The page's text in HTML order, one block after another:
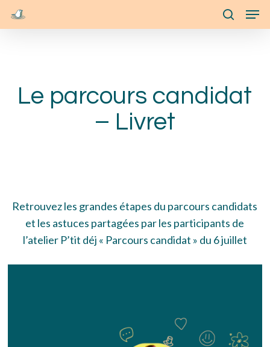
Skip
search
Le parcours candidat
– Livret
Retrouvez les grandes étapes du parcours candidats
et les astuces partagées par les participants de
l’atelier P’tit déj « Parcours candidat » du 6 juillet
Menu